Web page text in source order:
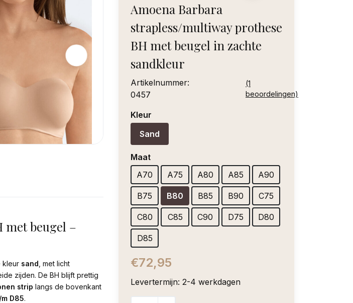
Amoena Barbara
strapless/multiway prothese
BH met beugel in zachte
sandkleur
Artikelnummer:
0457
(1
beoordelingen)
Kleur
Sand
Maat
A70
A75 A80 A85 A90
B75 B80 B85 B90 C75
C80 C85 C90 D75 D80
D85
€72,95
Levertermijn: 2-4 werkdagen
met beugel –
kleur sand , met licht
zijden. De BH blijft prettig
strip langs de bovenkant
D85.